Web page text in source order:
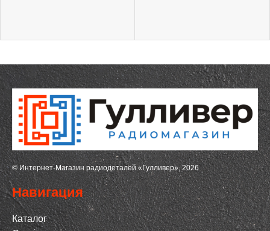
© Интернет-Магазин радиодеталей «Гулливер», 2026
Навигация
Каталог